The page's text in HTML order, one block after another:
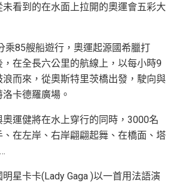
看到的在水面上拉開的奧運會五彩大
乘85艘船遊行，奧運起源國希臘打
在全長六公里的航線上，以每小時9
而來，從奧斯特里茨橋出發，駛向與
卡德羅廣場。
運健將在水上穿行的同時，3000名
在左岸、右岸翩翩起舞、在橋面、塔
星卡卡(Lady Gaga )以一首用法語演